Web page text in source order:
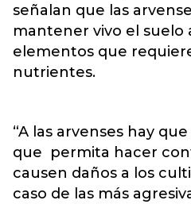
señalan que las
mantener vivo el
elementos que
nutrientes.
“A las arvenses hay
que permita hacer
causen daños a los
caso de las más